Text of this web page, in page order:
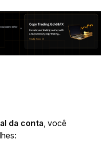
da conta , você